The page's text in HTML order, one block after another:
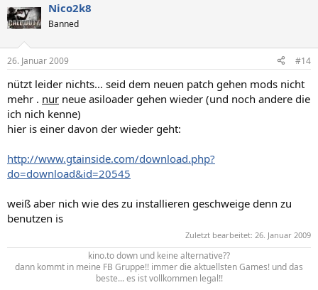
Nico2k8
Banned
26. Januar 2009 #14
nützt leider nichts... seid dem neuen patch gehen mods nicht
mehr . nur neue asiloader gehen wieder (und noch andere die
ich nich kenne)
hier is einer davon der wieder geht:
http://www.gtainside.com/download.php?
do=download&id=20545
weiß aber nich wie des zu installieren geschweige denn zu
benutzen is
Zuletzt bearbeitet: 26. Januar 2009
kino.to down und keine alternative??
dann kommt in meine FB Gruppe!! immer die aktuellsten Games! und das
beste... es ist vollkommen legal!!